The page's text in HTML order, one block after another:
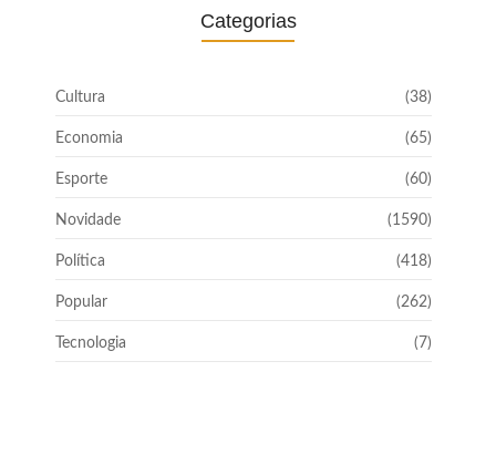
Categorias
Cultura (38)
Economia (65)
Esporte (60)
Novidade (1590)
Política (418)
Popular (262)
Tecnologia (7)